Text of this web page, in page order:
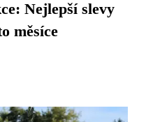
Nejlepší slevy
měsíce